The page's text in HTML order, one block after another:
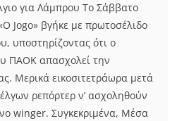
για Λάμπρου Το Σάββατο
Jogo» βγήκε με πρωτοσέλιδο
υποστηρίζοντας ότι ο
ΠΑΟΚ απασχολεί την
Μερικά εικοσιτετράωρα μετά
ρεπόρτερ ν’ ασχοληθούν
winger. Συγκεκριμένα, Μέσα